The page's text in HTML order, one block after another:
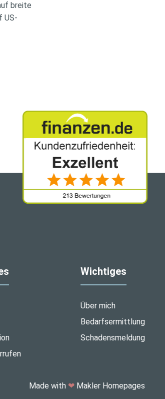
breite
US-
Wichtiges
Über mich
Bedarfsermittlung
Schadensmeldung
Made with ❤Makler Homepages